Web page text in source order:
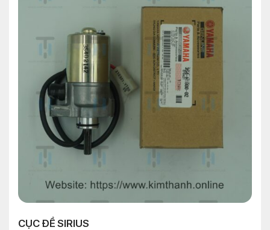
Không có sản phẩm nào trong giỏ hàng
CỤC ĐỀ SIRIUS